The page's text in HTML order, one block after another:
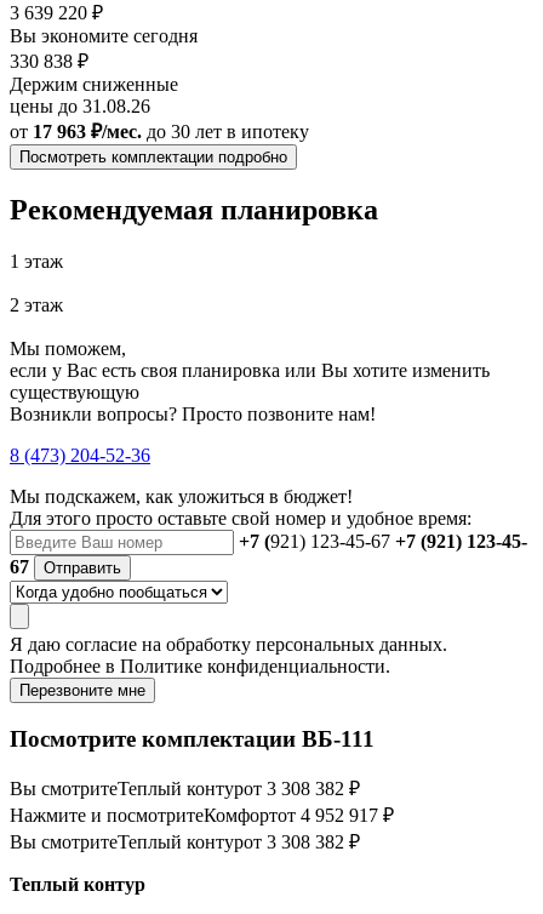
3 639 220 ₽
Вы экономите сегодня
330 838 ₽
Держим сниженные
цены до 31.08.26
от 17 963 ₽/мес. до 30 лет в ипотеку
Посмотреть комплектации подробно
Рекомендуемая планировка
1 этаж
2 этаж
Мы поможем,
если у Вас есть своя планировка или Вы хотите изменить
существующую
Возникли вопросы? Просто позвоните нам!
8 (473) 204-52-36
Мы подскажем, как уложиться в бюджет!
Для этого просто оставьте свой номер и удобное время:
+7 (921) 123-45-67 +7 (921) 123-45-
67
Отправить
Я даю согласие на обработку персональных данных.
Подробнее в Политике конфиденциальности.
Перезвоните мне
Посмотрите комплектации ВБ-111
Вы смотритеТеплый контурот 3 308 382 ₽
Нажмите и посмотритеКомфортот 4 952 917 ₽
Вы смотритеТеплый контурот 3 308 382 ₽
Теплый контур